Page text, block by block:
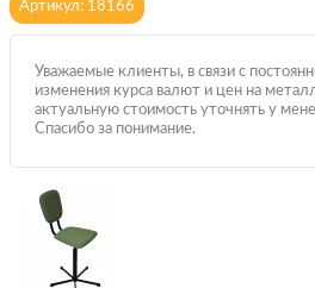
Артикул: 18166
Уважаемые клиенты, в связи с
изменения курса валют и цен на
актуальную стоимость уточнять у
Спасибо за понимание.